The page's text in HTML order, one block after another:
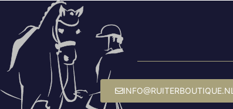
INFO@RUITERBOUTIQUE.NL